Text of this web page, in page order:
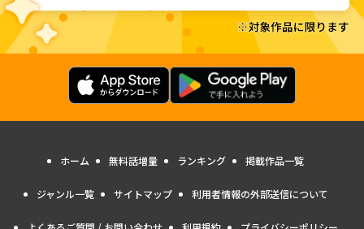
ホーム 無料話増量 ランキング 掲載作品一覧
ジャンル一覧 サイトマップ 利用者情報の外部送信について